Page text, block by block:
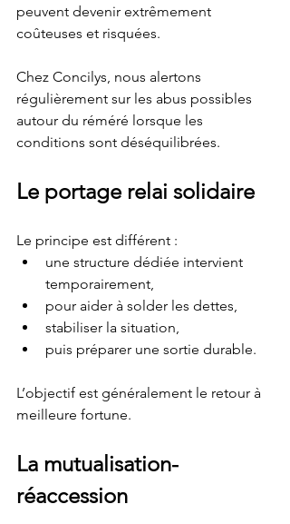
peuvent devenir extrêmement
coûteuses et risquées.
Chez Concilys, nous alertons
régulièrement sur les abus possibles
autour du réméré lorsque les
conditions sont déséquilibrées.
Le portage relai solidaire
Le principe est différent :
une structure dédiée intervient
temporairement,
pour aider à solder les dettes,
stabiliser la situation,
puis préparer une sortie durable.
L’objectif est généralement le retour à
meilleure fortune.
La mutualisation-
réaccession